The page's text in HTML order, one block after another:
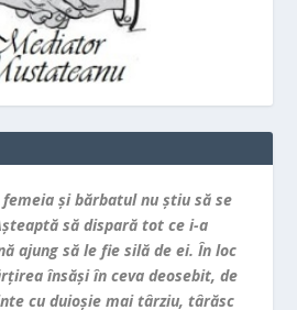
şi bărbatul nu ştiu să se
să dispară tot ce i-a
ajung să le fie silă de ei. În loc
însăşi în ceva deosebit, de
cu duioşie mai târziu, târăsc